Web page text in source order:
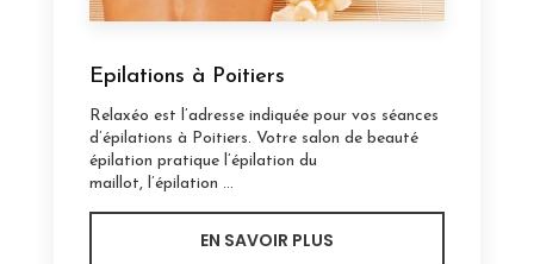
Epilations à Poitiers
Relaxéo est l’adresse indiquée pour vos séances
d’épilations à Poitiers. Votre salon de beauté
épilation pratique l’épilation du
maillot, l’épilation ...
EN SAVOIR PLUS